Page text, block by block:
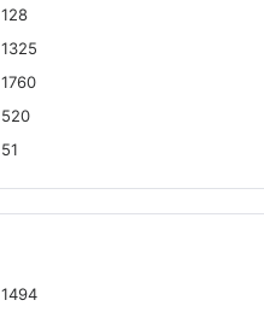
128
1325
1760
520
51
1494